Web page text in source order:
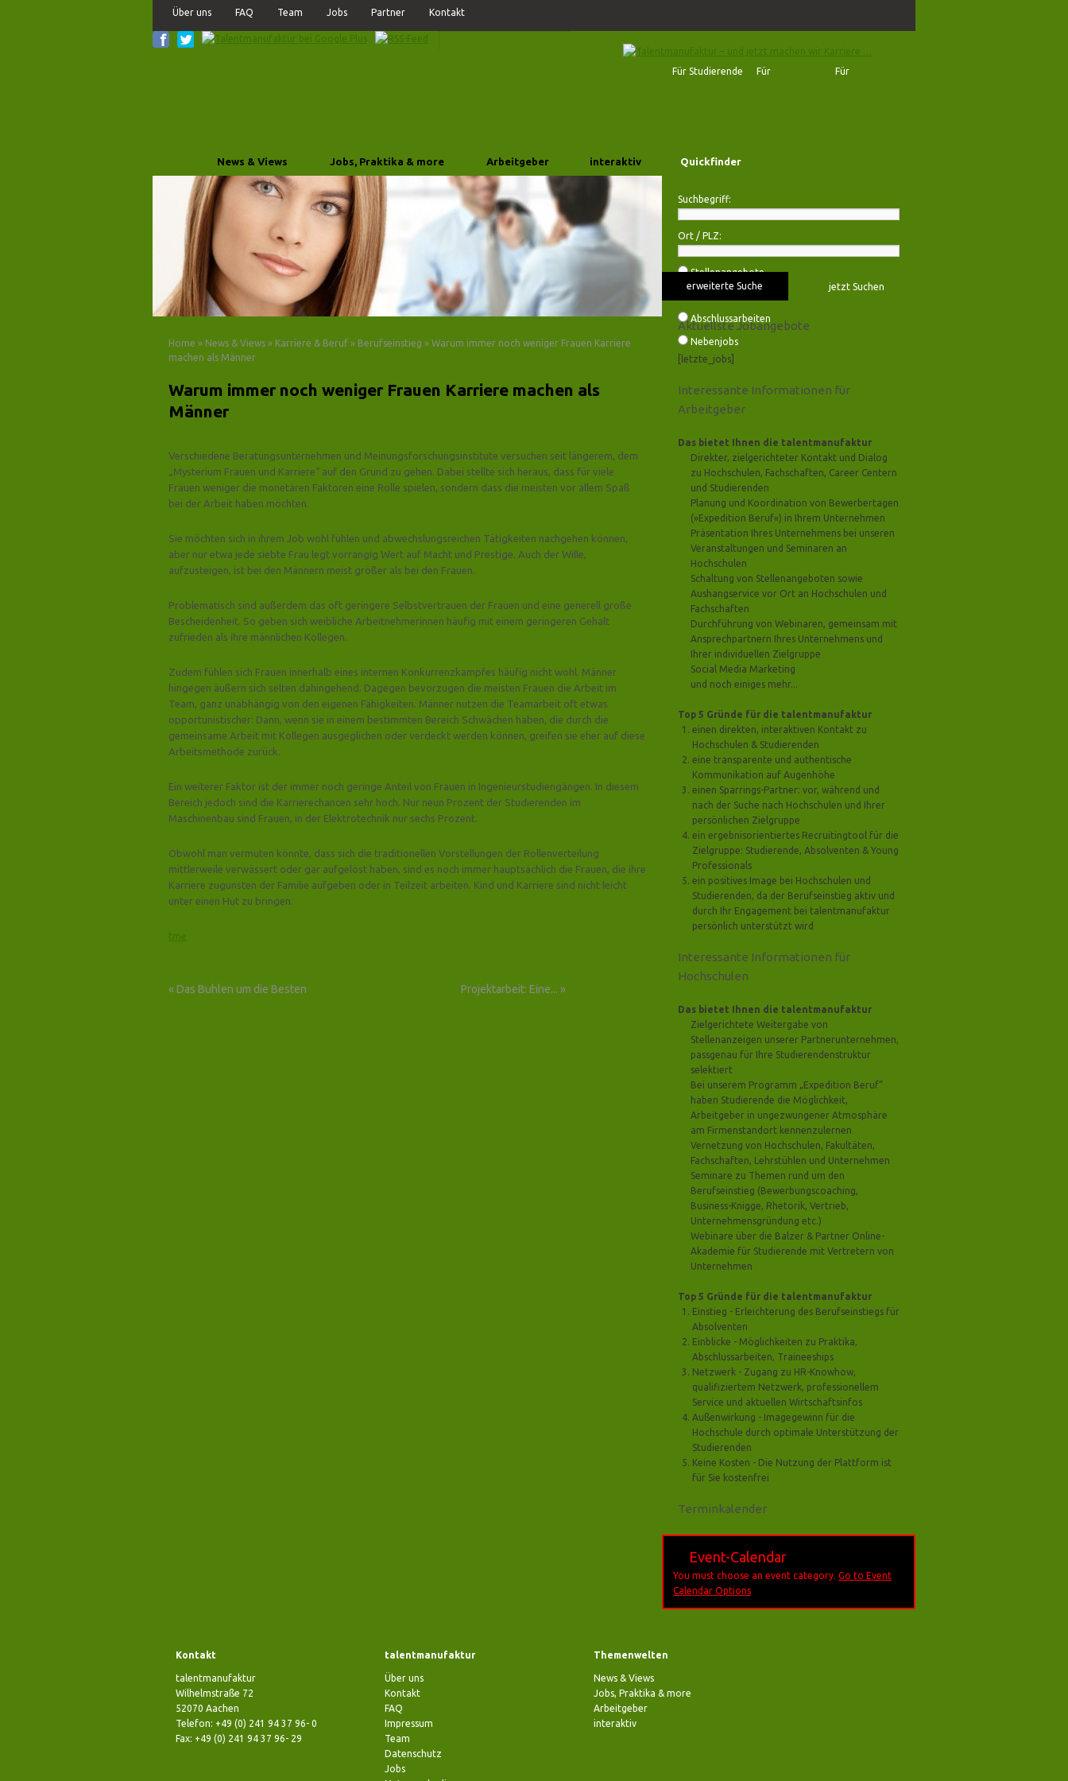
Über uns FAQ Team Jobs Partner Kontakt
Für Studierende Für Für
News & Views Jobs, Praktika & more Arbeitgeber interaktiv Quickfinder
Home » News & Views » Karriere & Beruf » Berufseinstieg » Warum immer noch weniger Frauen Karriere
machen als Männer
Warum immer noch weniger Frauen Karriere machen als
Männer
Verschiedene Beratungsunternehmen und Meinungsforschungsinstitute versuchen seit längerem, dem
„Mysterium Frauen und Karriere“ auf den Grund zu gehen. Dabei stellte sich heraus, dass für viele
Frauen weniger die monetären Faktoren eine Rolle spielen, sondern dass die meisten vor allem Spaß
bei der Arbeit haben möchten.
Sie möchten sich in ihrem Job wohl fühlen und abwechslungsreichen Tätigkeiten nachgehen können,
aber nur etwa jede siebte Frau legt vorrangig Wert auf Macht und Prestige. Auch der Wille,
aufzusteigen, ist bei den Männern meist größer als bei den Frauen.
Problematisch sind außerdem das oft geringere Selbstvertrauen der Frauen und eine generell große
Bescheidenheit. So geben sich weibliche Arbeitnehmerinnen häufig mit einem geringeren Gehalt
zufrieden als ihre männlichen Kollegen.
Zudem fühlen sich Frauen innerhalb eines internen Konkurrenzkampfes häufig nicht wohl. Männer
hingegen äußern sich selten dahingehend. Dagegen bevorzugen die meisten Frauen die Arbeit im
Team, ganz unabhängig von den eigenen Fähigkeiten. Männer nutzen die Teamarbeit oft etwas
opportunistischer: Dann, wenn sie in einem bestimmten Bereich Schwächen haben, die durch die
gemeinsame Arbeit mit Kollegen ausgeglichen oder verdeckt werden können, greifen sie eher auf diese
Arbeitsmethode zurück.
Ein weiterer Faktor ist der immer noch geringe Anteil von Frauen in Ingenieurstudiengängen. In diesem
Bereich jedoch sind die Karrierechancen sehr hoch. Nur neun Prozent der Studierenden im
Maschinenbau sind Frauen, in der Elektrotechnik nur sechs Prozent.
Obwohl man vermuten könnte, dass sich die traditionellen Vorstellungen der Rollenverteilung
mittlerweile verwässert oder gar aufgelöst haben, sind es noch immer hauptsächlich die Frauen, die ihre
Karriere zugunsten der Familie aufgeben oder in Teilzeit arbeiten. Kind und Karriere sind nicht leicht
unter einen Hut zu bringen.
«Das Buhlen um die Besten Projektarbeit: Eine... »
Suchbegriff:
Ort / PLZ:
Stellenangebote
Abschlussarbeiten
Nebenjobs
erweiterte Suche
Aktuellste Jobangebote
[letzte_jobs]
Interessante Informationen für
Arbeitgeber
Das bietet Ihnen die talentmanufaktur
Direkter, zielgerichteter Kontakt und Dialog
zu Hochschulen, Fachschaften, Career Centern
und Studierenden
Planung und Koordination von Bewerbertagen
(»Expedition Beruf«) in Ihrem Unternehmen
Präsentation Ihres Unternehmens bei unseren
Veranstaltungen und Seminaren an
Hochschulen
Schaltung von Stellenangeboten sowie
Aushangservice vor Ort an Hochschulen und
Fachschaften
Durchführung von Webinaren, gemeinsam mit
Ansprechpartnern Ihres Unternehmens und
Ihrer individuellen Zielgruppe
Social Media Marketing
und noch einiges mehr...
Top 5 Gründe für die talentmanufaktur
einen direkten, interaktiven Kontakt zu
Hochschulen & Studierenden
eine transparente und authentische
Kommunikation auf Augenhöhe
einen Sparrings-Partner: vor, während und
nach der Suche nach Hochschulen und Ihrer
persönlichen Zielgruppe
ein ergebnisorientiertes Recruitingtool für die
Zielgruppe: Studierende, Absolventen & Young
Professionals
ein positives Image bei Hochschulen und
Studierenden, da der Berufseinstieg aktiv und
durch Ihr Engagement bei talentmanufaktur
persönlich unterstützt wird
Interessante Informationen für
Hochschulen
Das bietet Ihnen die talentmanufaktur
Zielgerichtete Weitergabe von
Stellenanzeigen unserer Partnerunternehmen,
passgenau für Ihre Studierendenstruktur
selektiert
Bei unserem Programm „Expedition Beruf“
haben Studierende die Möglichkeit,
Arbeitgeber in ungezwungener Atmosphäre
am Firmenstandort kennenzulernen
Vernetzung von Hochschulen, Fakultäten,
Fachschaften, Lehrstühlen und Unternehmen
Seminare zu Themen rund um den
Berufseinstieg (Bewerbungscoaching,
Business-Knigge, Rhetorik, Vertrieb,
Unternehmensgründung etc.)
Webinare über die Balzer & Partner Online-
Akademie für Studierende mit Vertretern von
Unternehmen
Top 5 Gründe für die talentmanufaktur
Einstieg - Erleichterung des Berufseinstiegs für
Absolventen
Einblicke - Möglichkeiten zu Praktika,
Abschlussarbeiten, Traineeships
Netzwerk - Zugang zu HR-Knowhow,
qualifiziertem Netzwerk, professionellem
Service und aktuellen Wirtschaftsinfos
Außenwirkung - Imagegewinn für die
Hochschule durch optimale Unterstützung der
Studierenden
Keine Kosten - Die Nutzung der Plattform ist
für Sie kostenfrei
Terminkalender
Event-Calendar
You must choose an event category. Go to Event
Calendar Options
Kontakt
talentmanufaktur
Wilhelmstraße 72
52070 Aachen
Telefon: +49 (0) 241 94 37 96- 0
Fax: +49 (0) 241 94 37 96- 29
talentmanufaktur
Über uns
Kontakt
FAQ
Impressum
Team
Datenschutz
Jobs
Themenwelten
News & Views
Jobs, Praktika & more
Arbeitgeber
interaktiv